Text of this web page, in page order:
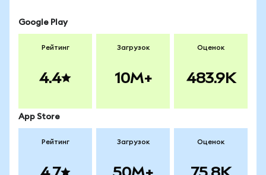
Google Play
Рейтинг
4.4
Загрузок
10M+
Оценок
483.9K
App Store
Рейтинг Загрузок Оценок